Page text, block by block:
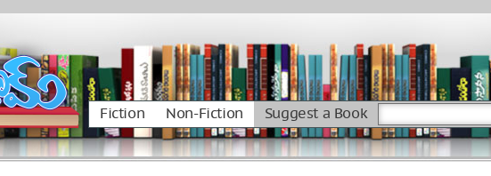
Fiction Non-Fiction Suggest a Book